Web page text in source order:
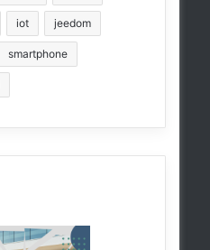
iot jeedom
smartphone